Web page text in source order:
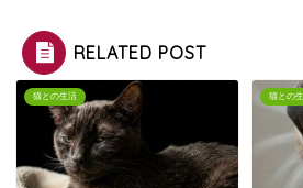
RELATED POST
猫との生活 猫との